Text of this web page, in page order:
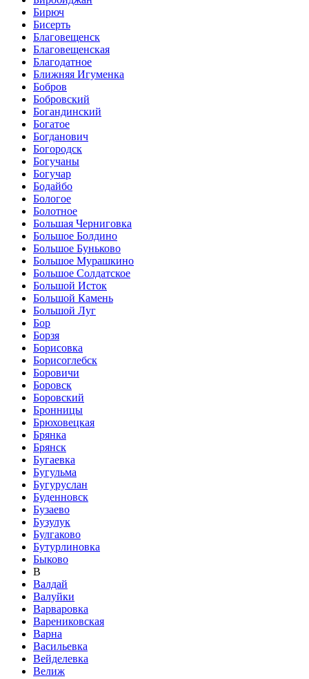
Бирюч
Бисерть
Благовещенск
Благовещенская
Благодатное
Ближняя Игуменка
Бобров
Бобровский
Богандинский
Богатое
Богданович
Богородск
Богучаны
Богучар
Бодайбо
Бологое
Болотное
Большая Черниговка
Большое Болдино
Большое Буньково
Большое Мурашкино
Большое Солдатское
Большой Исток
Большой Камень
Большой Луг
Бор
Борзя
Борисовка
Борисоглебск
Боровичи
Боровск
Боровский
Бронницы
Брюховецкая
Брянка
Брянск
Бугаевка
Бугульма
Бугуруслан
Буденновск
Бузаево
Бузулук
Булгаково
Бутурлиновка
Быково
В
Валдай
Валуйки
Варваровка
Варениковская
Варна
Васильевка
Вейделевка
Велиж